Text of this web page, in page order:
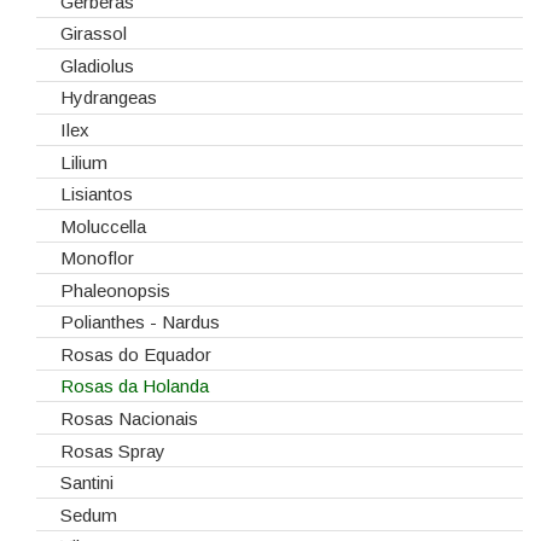
Girassol
Gladiolus
Hydrangeas
Ilex
Lilium
Lisiantos
Moluccella
Monoflor
Phaleonopsis
Polianthes - Nardus
Rosas do Equador
Rosas da Holanda
Rosas Nacionais
Rosas Spray
Santini
Sedum